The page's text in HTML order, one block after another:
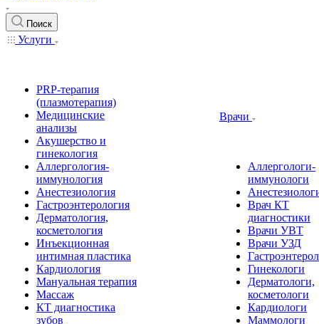
Поиск
Услуги
PRP-терапия
(плазмотерапия)
Медицинские
анализы
Акушерство и
гинекология
Аллергология-
иммунология
Анестезиология
Гастроэнтерология
Дерматология,
косметология
Инъекционная
интимная пластика
Кардиология
Мануальная терапия
Массаж
КТ диагностика
зубов
Врачи
Аллергологи-
иммунологи
Врач КТ
диагностики
Врачи УВТ
Врачи УЗД
Гинекологи
Дерматологи,
косметологи
Кардиологи
Маммологи